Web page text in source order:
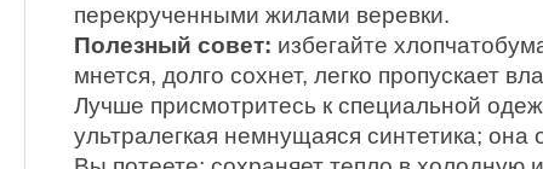
перекрученными жилами веревки.
Полезный совет: избегайте
мнется, долго сохнет, легко пропускает
Лучше присмотритесь к специальной
ультралегкая немнущаяся синтетика; она